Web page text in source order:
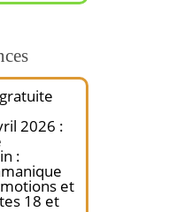
2026 :
:
et
18 et